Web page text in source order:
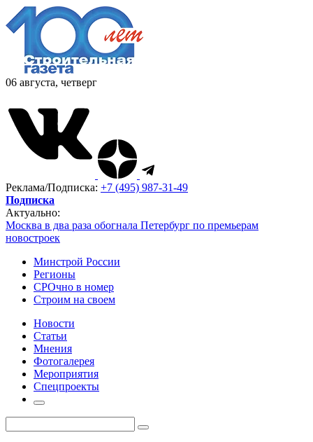
06 августа, четверг
Реклама/Подписка: +7 (495) 987-31-49
Подписка
Актуально:
Москва в два раза обогнала Петербург по премьерам
новостроек
Минстрой России
Регионы
СРОчно в номер
Строим на своем
Новости
Статьи
Мнения
Фотогалерея
Мероприятия
Спецпроекты